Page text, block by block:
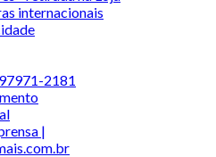
internacionais
2181
|